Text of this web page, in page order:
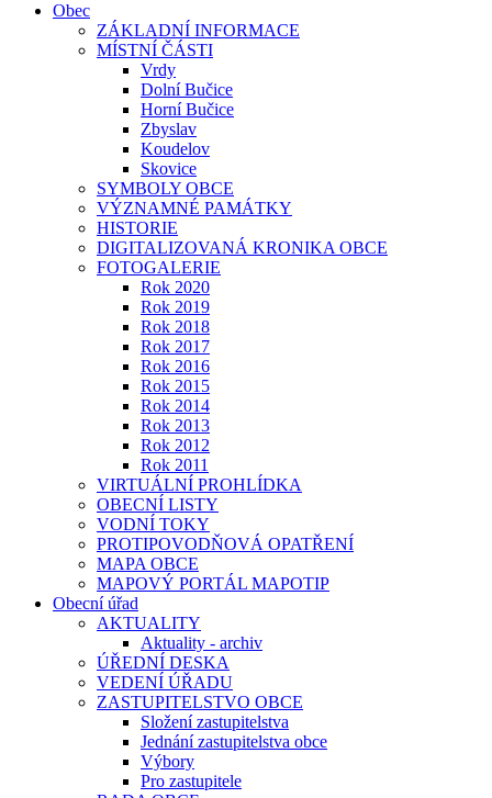
Obec
ZÁKLADNÍ INFORMACE
MÍSTNÍ ČÁSTI
Vrdy
Dolní Bučice
Horní Bučice
Zbyslav
Koudelov
Skovice
SYMBOLY OBCE
VÝZNAMNÉ PAMÁTKY
HISTORIE
DIGITALIZOVANÁ KRONIKA OBCE
FOTOGALERIE
Rok 2020
Rok 2019
Rok 2018
Rok 2017
Rok 2016
Rok 2015
Rok 2014
Rok 2013
Rok 2012
Rok 2011
VIRTUÁLNÍ PROHLÍDKA
OBECNÍ LISTY
VODNÍ TOKY
PROTIPOVODŇOVÁ OPATŘENÍ
MAPA OBCE
MAPOVÝ PORTÁL MAPOTIP
Obecní úřad
AKTUALITY
Aktuality - archiv
ÚŘEDNÍ DESKA
VEDENÍ ÚŘADU
ZASTUPITELSTVO OBCE
Složení zastupitelstva
Jednání zastupitelstva obce
Výbory
Pro zastupitele